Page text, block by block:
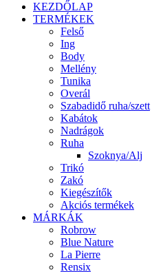
KEZDŐLAP
TERMÉKEK
Felső
Ing
Body
Mellény
Tunika
Overál
Szabadidő ruha/szett
Kabátok
Nadrágok
Ruha
Szoknya/Alj
Trikó
Zakó
Kiegészítők
Akciós termékek
MÁRKÁK
Robrow
Blue Nature
La Pierre
Rensix